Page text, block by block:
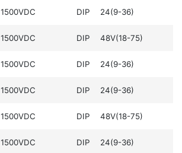
1500VDC DIP 24(9-36)
1500VDC DIP 48V(18-75)
1500VDC DIP 24(9-36)
1500VDC DIP 24(9-36)
1500VDC DIP 48V(18-75)
1500VDC DIP 24(9-36)